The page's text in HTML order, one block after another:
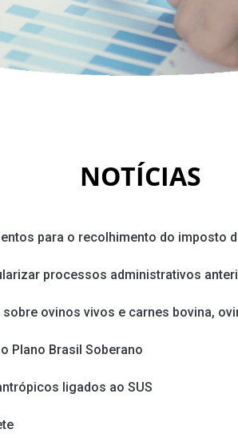
NOTÍCIAS
para o recolhimento do imposto
processos administrativos
ovinos vivos e carnes bovina,
Plano Brasil Soberano
ligados ao SUS